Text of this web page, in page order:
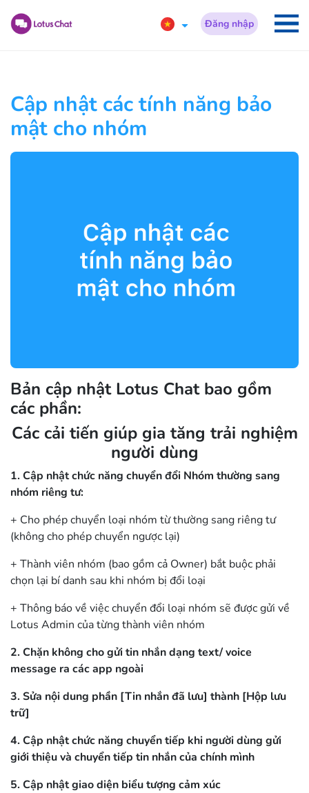
Đăng nhập
Cập nhật các tính năng bảo
mật cho nhóm
Bản cập nhật Lotus Chat bao gồm
các phần:
Các cải tiến giúp gia tăng trải nghiệm
người dùng
1. Cập nhật chức năng chuyển đổi Nhóm thường sang
nhóm riêng tư:
+ Cho phép chuyển loại nhóm từ thường sang riêng tư
(không cho phép chuyển ngược lại)
+ Thành viên nhóm (bao gồm cả Owner) bắt buộc phải
chọn lại bí danh sau khi nhóm bị đổi loại
+ Thông báo về việc chuyển đổi loại nhóm sẽ được gửi về
Lotus Admin của từng thành viên nhóm
2. Chặn không cho gửi tin nhắn dạng text/ voice
message ra các app ngoài
3. Sửa nội dung phần [Tin nhắn đã lưu] thành [Hộp lưu
trữ]
4. Cập nhật chức năng chuyển tiếp khi người dùng gửi
giới thiệu và chuyển tiếp tin nhắn của chính mình
5. Cập nhật giao diện biểu tượng cảm xúc